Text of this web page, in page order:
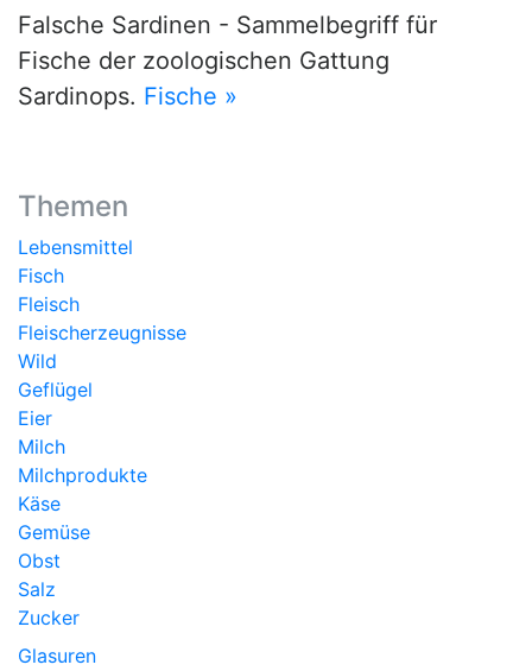
Falsche Sardinen - Sammelbegriff für
Fische der zoologischen Gattung
Sardinops. Fische »
Themen
Lebensmittel
Fisch
Fleisch
Fleischerzeugnisse
Wild
Geflügel
Eier
Milch
Milchprodukte
Käse
Gemüse
Obst
Salz
Zucker
Glasuren